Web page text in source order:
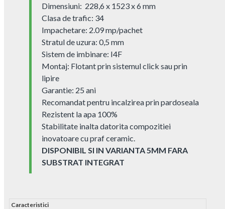
Dimensiuni: 228,6 x 1523 x 6 mm
Clasa de trafic: 34
Impachetare: 2.09 mp/pachet
Stratul de uzura: 0,5 mm
Sistem de imbinare: I4F
Montaj: Flotant prin sistemul click sau prin
lipire
Garantie: 25 ani
Recomandat pentru incalzirea prin pardoseala
Rezistent la apa 100%
Stabilitate inalta datorita compozitiei
inovatoare cu praf ceramic.
DISPONIBIL SI IN VARIANTA 5MM FARA
SUBSTRAT INTEGRAT
Caracteristici